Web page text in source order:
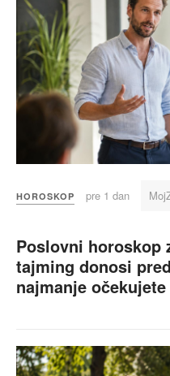
HOROSKOP pre 1 dan
Poslovni horoskop
tajming donosi
najmanje očekujete